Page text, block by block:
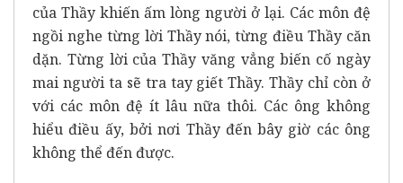
của Thầy khiến ấm lòng người ở lại. Các môn đệ
ngồi nghe từng lời Thầy nói, từng điều Thầy căn
dặn. Từng lời của Thầy văng vẳng biến cố ngày
mai người ta sẽ tra tay giết Thầy. Thầy chỉ còn ở
với các môn đệ ít lâu nữa thôi. Các ông không
hiểu điều ấy, bởi nơi Thầy đến bây giờ các ông
không thể đến được.